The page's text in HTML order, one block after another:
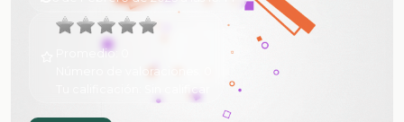
Promedio:
Número de valoraciones:
Sin calificar